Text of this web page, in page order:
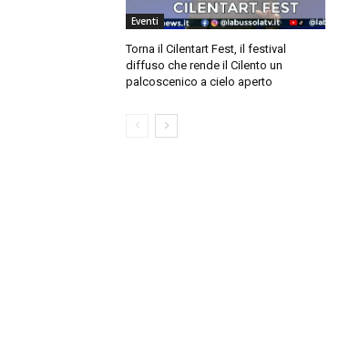
Eventi
Torna il Cilentart Fest, il festival
diffuso che rende il Cilento un
palcoscenico a cielo aperto